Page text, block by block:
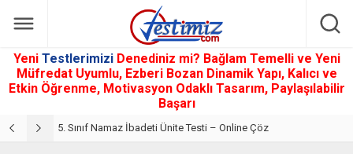
Yeni Testlerimizi Denediniz mi? Bağlam Temelli ve Yeni
Müfredat Uyumlu, Ezberi Bozan Dinamik Yapı, Kalıcı ve
Etkin Öğrenme, Motivasyon Odaklı Tasarım, Paylaşılabilir
Başarı
5. Sınıf Namaz İbadeti Ünite Testi – Online Çöz